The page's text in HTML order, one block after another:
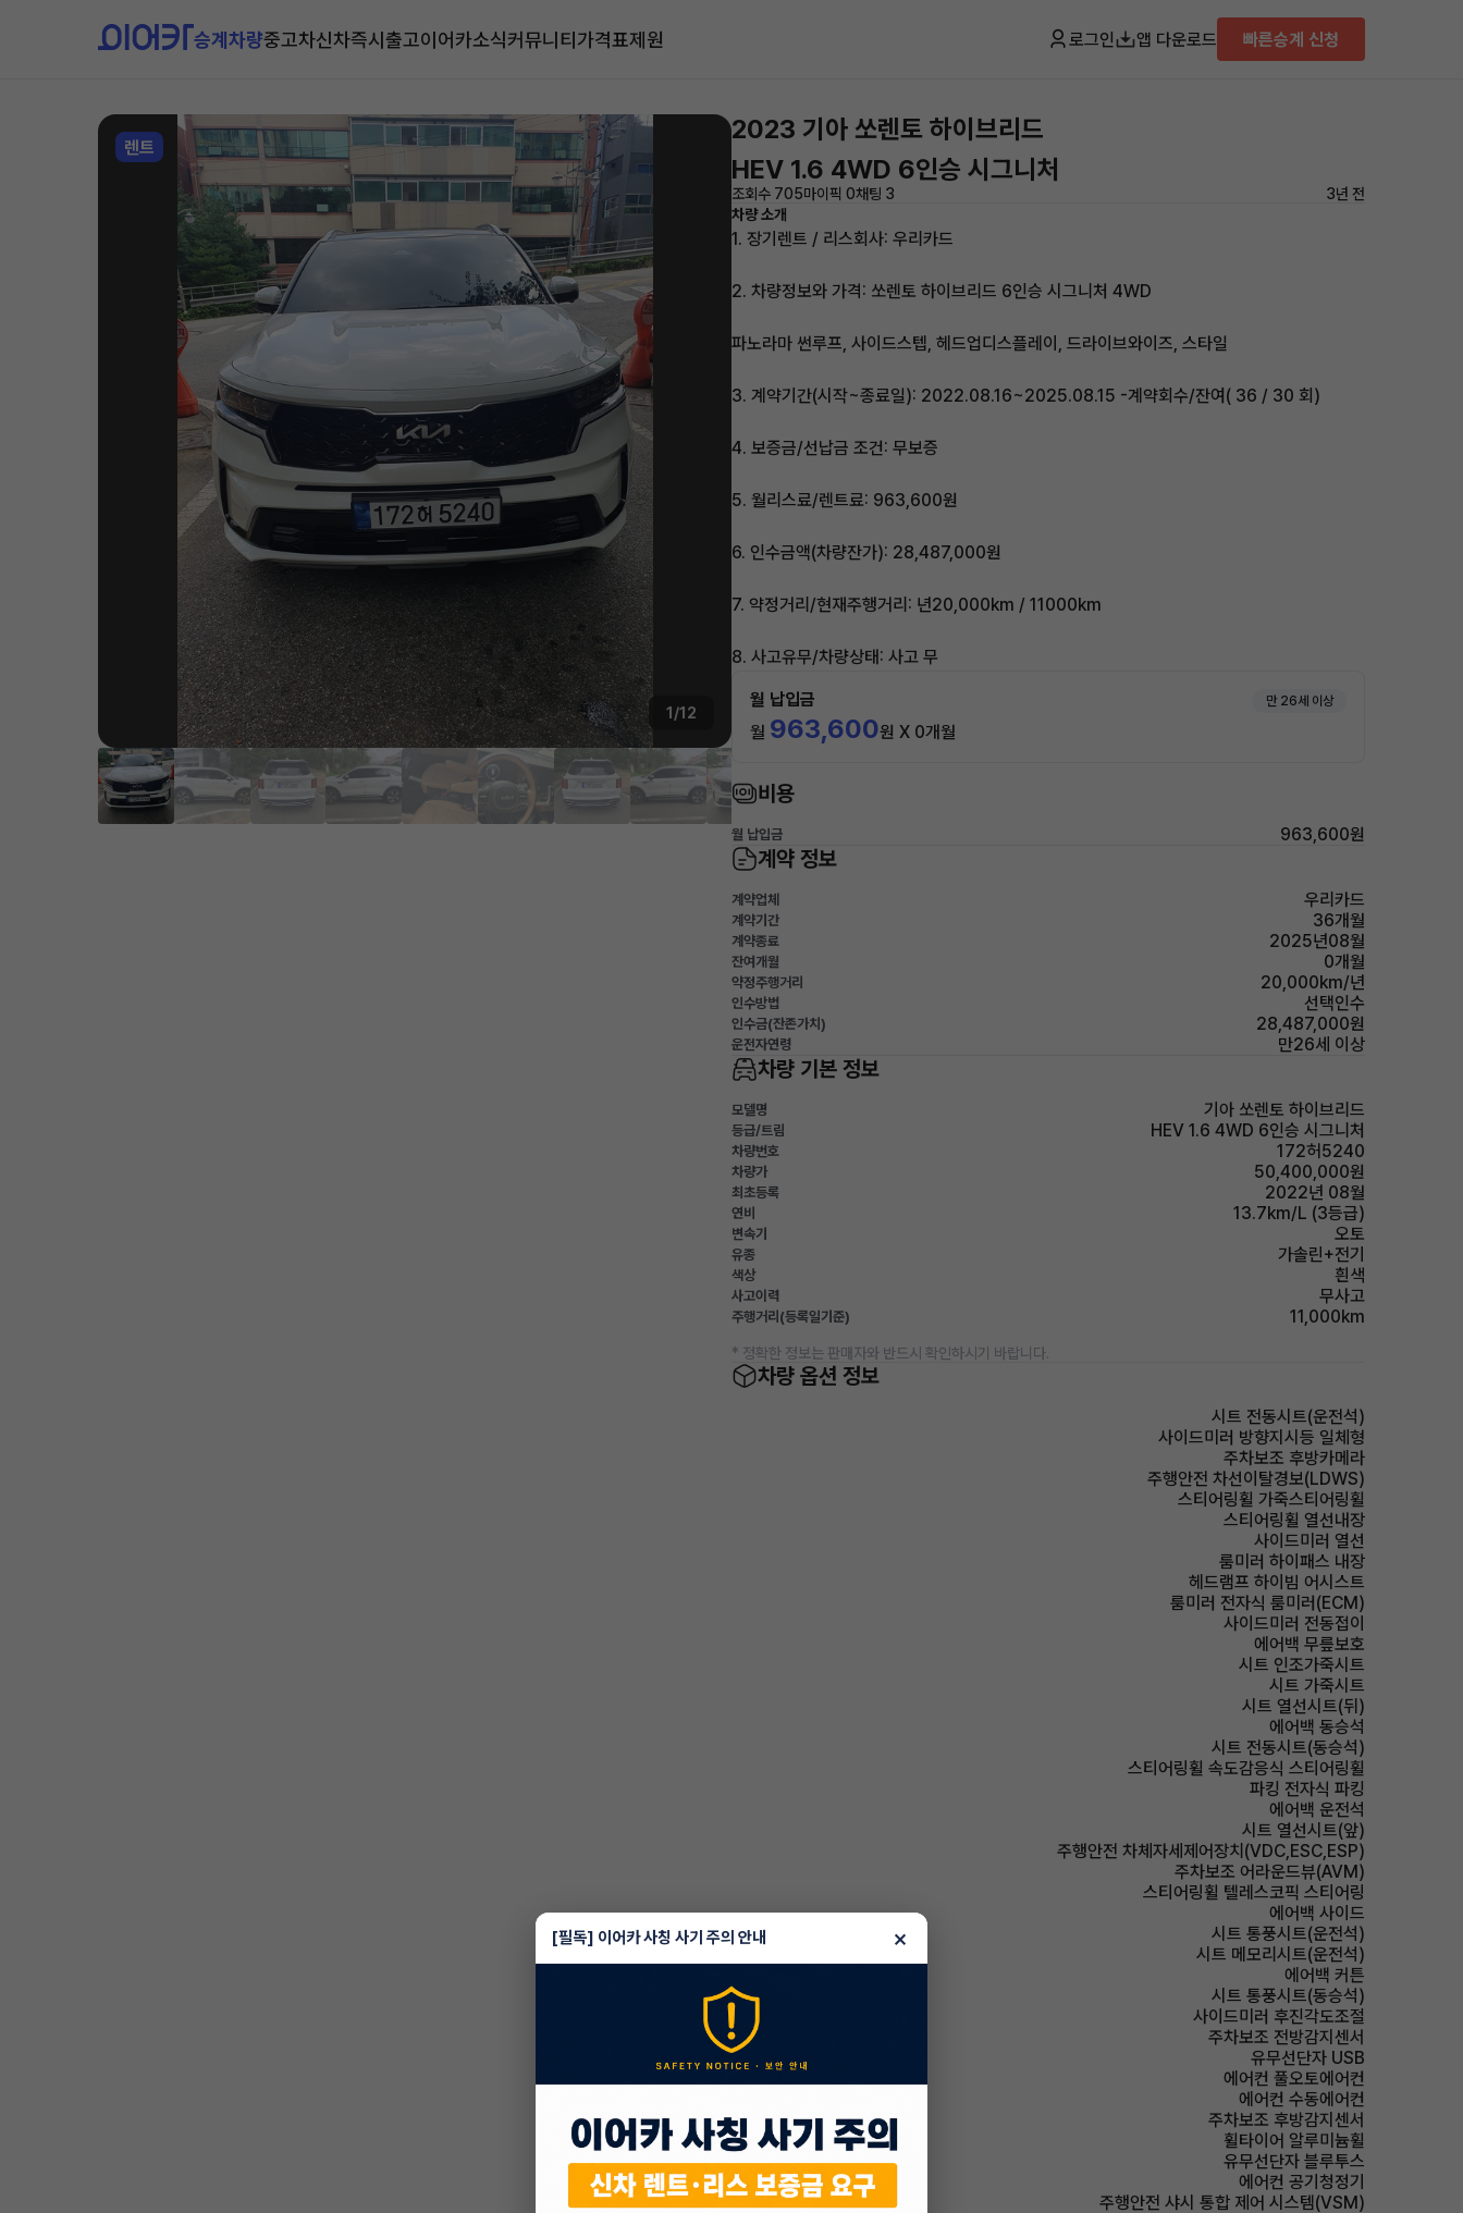
승계차량중고차신차즉시출고이어카소식커뮤니티가격표제원 로그인 앱 다운로드 빠른승계 신청
렌트
1/12
2023 기아 쏘렌토 하이브리드
HEV 1.6 4WD 6인승 시그니처
조회수 705마이픽 0채팅 3
3년 전
차량 소개
1. 장기렌트 / 리스회사: 우리카드
2. 차량정보와 가격: 쏘렌토 하이브리드 6인승 시그니처 4WD
파노라마 썬루프, 사이드스텝, 헤드업디스플레이, 드라이브와이즈, 스타일
3. 계약기간(시작~종료일): 2022.08.16~2025.08.15 -계약회수/잔여( 36 / 30 회)
4. 보증금/선납금 조건: 무보증
5. 월리스료/렌트료: 963,600원
6. 인수금액(차량잔가): 28,487,000원
7. 약정거리/현재주행거리: 년20,000km / 11000km
8. 사고유무/차량상태: 사고 무
월 납입금 만 26세 이상
월 963,600원 X 0개월
비용
월 납입금 963,600원
계약 정보
계약업체 우리카드
계약기간 36개월
계약종료 2025년08월
잔여개월 0개월
약정주행거리 20,000km/년
인수방법 선택인수
인수금(잔존가치) 28,487,000원
운전자연령 만26세 이상
차량 기본 정보
모델명 기아 쏘렌토 하이브리드
등급/트림 HEV 1.6 4WD 6인승 시그니처
차량번호 172허5240
차량가 50,400,000원
최초등록 2022년 08월
연비 13.7km/L (3등급)
변속기 오토
유종 가솔린+전기
색상 흰색
사고이력 무사고
주행거리(등록일기준) 11,000km
* 정확한 정보는 판매자와 반드시 확인하시기 바랍니다.
차량 옵션 정보
시트 전동시트(운전석)
사이드미러 방향지시등 일체형
주차보조 후방카메라
주행안전 차선이탈경보(LDWS)
스티어링휠 가죽스티어링휠
스티어링휠 열선내장
사이드미러 열선
룸미러 하이패스 내장
헤드램프 하이빔 어시스트
룸미러 전자식 룸미러(ECM)
사이드미러 전동접이
에어백 무릎보호
시트 인조가죽시트
시트 가죽시트
시트 열선시트(뒤)
에어백 동승석
시트 전동시트(동승석)
스티어링휠 속도감응식 스티어링휠
파킹 전자식 파킹
에어백 운전석
시트 열선시트(앞)
주행안전 차체자세제어장치(VDC,ESC,ESP)
주차보조 어라운드뷰(AVM)
스티어링휠 텔레스코픽 스티어링
에어백 사이드
시트 통풍시트(운전석)
시트 메모리시트(운전석)
에어백 커튼
시트 통풍시트(동승석)
사이드미러 후진각도조절
주차보조 전방감지센서
유무선단자 USB
에어컨 풀오토에어컨
에어컨 수동에어컨
주차보조 후방감지센서
휠타이어 알루미늄휠
유무선단자 블루투스
에어컨 공기청정기
주행안전 샤시 통합 제어 시스템(VSM)
[필독] 이어카 사칭 사기 주의 안내 ×